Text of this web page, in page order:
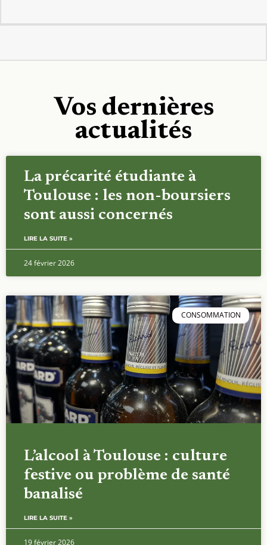
Vos dernières
actualités
La précarité étudiante à
Toulouse : les non-boursiers
sont aussi concernés
LIRE LA SUITE »
24 février 2026
CONSOMMATION
L’alcool à Toulouse : culture
festive ou problème de santé
banalisé
LIRE LA SUITE »
19 février 2026